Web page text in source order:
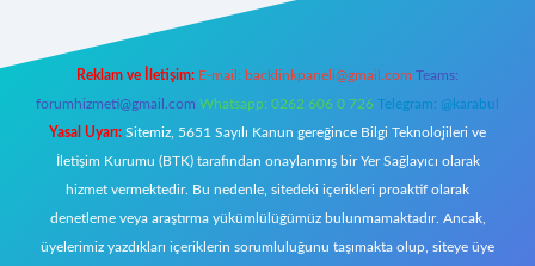
Reklam ve İletişim: E-mail: backlinkpaneli@gmail.com Teams:
forumhizmeti@gmail.com Whatsapp: 0262 606 0 726 Telegram: @karabul
Yasal Uyarı: Sitemiz, 5651 Sayılı Kanun gereğince Bilgi Teknolojileri ve
İletişim Kurumu (BTK) tarafından onaylanmış bir Yer Sağlayıcı olarak
hizmet vermektedir. Bu nedenle, sitedeki içerikleri proaktif olarak
denetleme veya araştırma yükümlülüğümüz bulunmamaktadır. Ancak,
üyelerimiz yazdıkları içeriklerin sorumluluğunu taşımakta olup, siteye üye